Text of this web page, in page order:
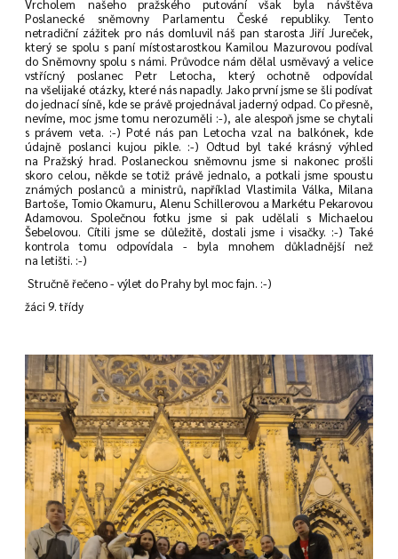
Vrcholem našeho pražského putování však byla návštěva
Poslanecké sněmovny Parlamentu České republiky. Tento
netradiční zážitek pro nás domluvil náš pan starosta Jiří Jureček,
který se spolu s paní místostarostkou Kamilou Mazurovou podíval
do Sněmovny spolu s námi. Průvodce nám dělal usměvavý a velice
vstřícný poslanec Petr Letocha, který ochotně odpovídal
na všelijaké otázky, které nás napadly. Jako první jsme se šli podívat
do jednací síně, kde se právě projednával jaderný odpad. Co přesně,
nevíme, moc jsme tomu nerozuměli :-), ale alespoň jsme se chytali
s právem veta. :-) Poté nás pan Letocha vzal na balkónek, kde
údajně poslanci kujou pikle. :-) Odtud byl také krásný výhled
na Pražský hrad. Poslaneckou sněmovnu jsme si nakonec prošli
skoro celou, někde se totiž právě jednalo, a potkali jsme spoustu
známých poslanců a ministrů, například Vlastimila Válka, Milana
Bartoše, Tomio Okamuru, Alenu Schillerovou a Markétu Pekarovou
Adamovou. Společnou fotku jsme si pak udělali s Michaelou
Šebelovou. Cítili jsme se důležitě, dostali jsme i visačky. :-) Také
kontrola tomu odpovídala - byla mnohem důkladnější než
na letišti. :-)
Stručně řečeno - výlet do Prahy byl moc fajn. :-)
žáci 9. třídy